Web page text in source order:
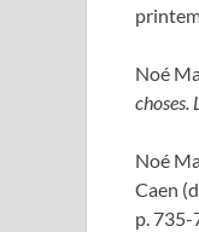
Noé
Noé
Caen
p. 735-